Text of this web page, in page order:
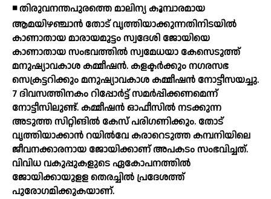
◾ തിരുവനന്തപുരത്തെ മാലിന്യ കൂമ്പാരമായ
ആമയിഴഞ്ചാന്‍ തോട് വൃത്തിയാക്കുന്നതിനിടയില്‍
കാണാതായ മാരായമുട്ടം സ്വദേശി ജോയിയെ
കാണാതായ സംഭവത്തില്‍ സ്വമേധയാ കേസെടുത്ത്
മനുഷ്യാവകാശ കമ്മീഷന്‍. കളക്ടര്‍ക്കും നഗരസഭ
സെക്രട്ടറിക്കും മനുഷ്യാവകാശ കമ്മീഷന്‍ നോട്ടീസയച്ചു.
7 ദിവസത്തിനകം റിപ്പോര്‍ട്ട് സമര്‍പ്പിക്കണമെന്ന്
നോട്ടീസിലുണ്ട്. കമ്മീഷന്‍ ഓഫീസില്‍ നടക്കുന്ന
അടുത്ത സിറ്റിങില്‍ കേസ് പരിഗണിക്കും. തോട്
വൃത്തിയാക്കാന്‍ റയില്‍വേ കരാറെടുത്ത കമ്പനിയിലെ
ജീവനക്കാരനായ ജോയിക്കാണ് അപകടം സംഭവിച്ചത്.
വിവിധ വകുപ്പുകളുടെ ഏകോപനത്തില്‍
ജോയിക്കായുളള തെരച്ചില്‍ പ്രദേശത്ത്
പുരോഗമിക്കുകയാണ്.